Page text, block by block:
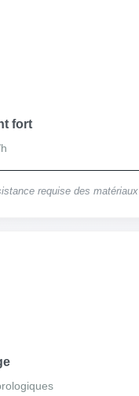
fort
requise des matériaux